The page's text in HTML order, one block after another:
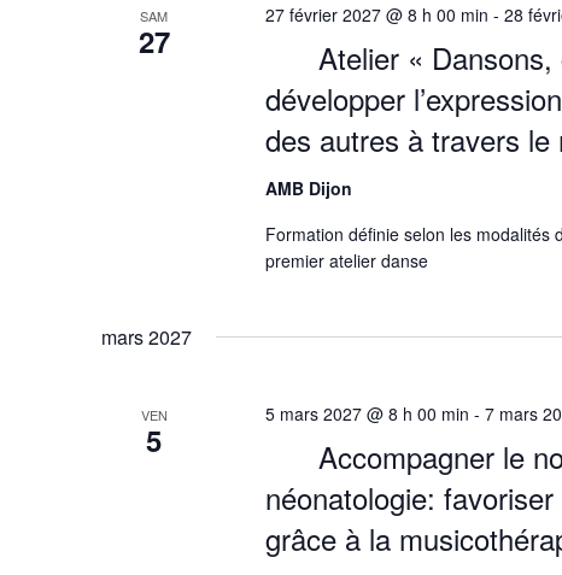
SAM
27
Atelier «
développer
des autres à travers le
27 février 2027 @ 8 h 00 min - 28
AMB Dijon
Formation définie selon les modalités
premier atelier danse
mars 2027
VEN
5
Accompagner le
néonatologie:
grâce à la
5 mars 2027 @ 8 h 00 min - 7 mars